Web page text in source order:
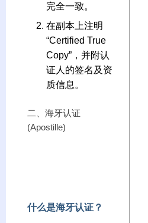
完全一致。
在副本上注明
“Certified True
Copy”，并附认
证人的签名及资
质信息。
二、海牙认证
(Apostille)
什么是海牙认证？